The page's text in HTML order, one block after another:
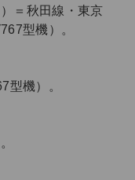
＝秋田線・東京
型機）。
型機）。